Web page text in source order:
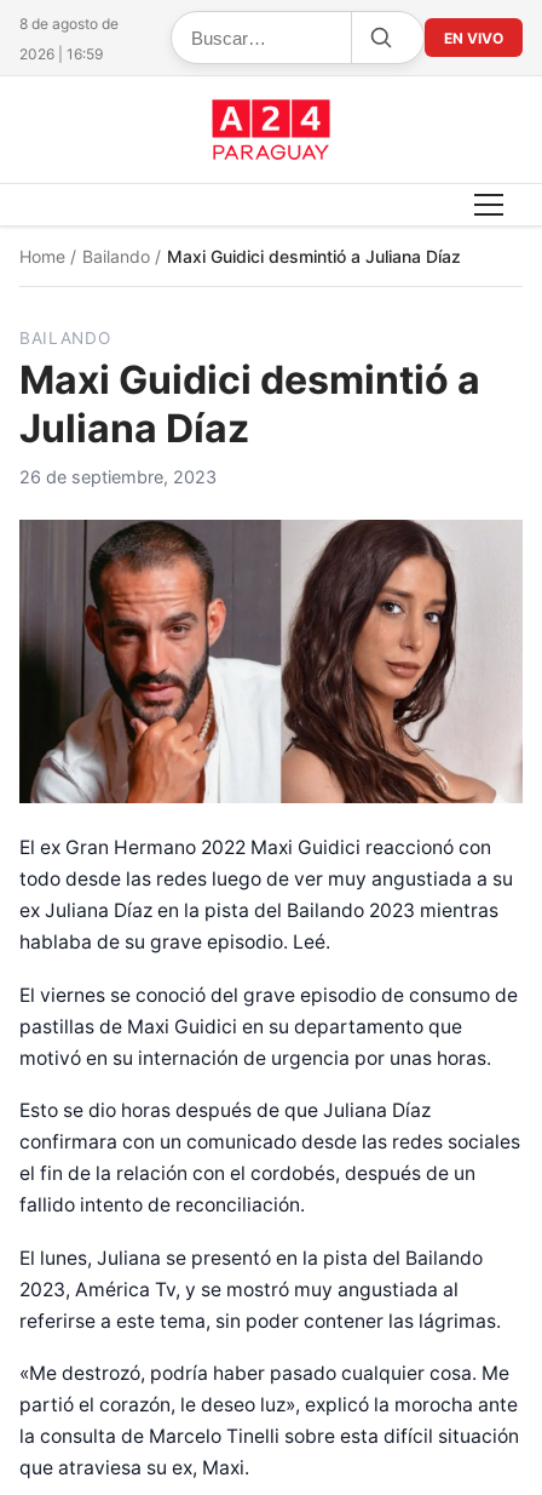
8 de agosto de
2026 | 16:59
EN VIVO
Home / Bailando / Maxi Guidici desmintió a Juliana Díaz
BAILANDO
Maxi Guidici desmintió a
Juliana Díaz
26 de septiembre, 2023
El ex Gran Hermano 2022 Maxi Guidici reaccionó con
todo desde las redes luego de ver muy angustiada a su
ex Juliana Díaz en la pista del Bailando 2023 mientras
hablaba de su grave episodio. Leé.
El viernes se conoció del grave episodio de consumo de
pastillas de Maxi Guidici en su departamento que
motivó en su internación de urgencia por unas horas.
Esto se dio horas después de que Juliana Díaz
confirmara con un comunicado desde las redes sociales
el fin de la relación con el cordobés, después de un
fallido intento de reconciliación.
El lunes, Juliana se presentó en la pista del Bailando
2023, América Tv, y se mostró muy angustiada al
referirse a este tema, sin poder contener las lágrimas.
«Me destrozó, podría haber pasado cualquier cosa. Me
partió el corazón, le deseo luz», explicó la morocha ante
la consulta de Marcelo Tinelli sobre esta difícil situación
que atraviesa su ex, Maxi.